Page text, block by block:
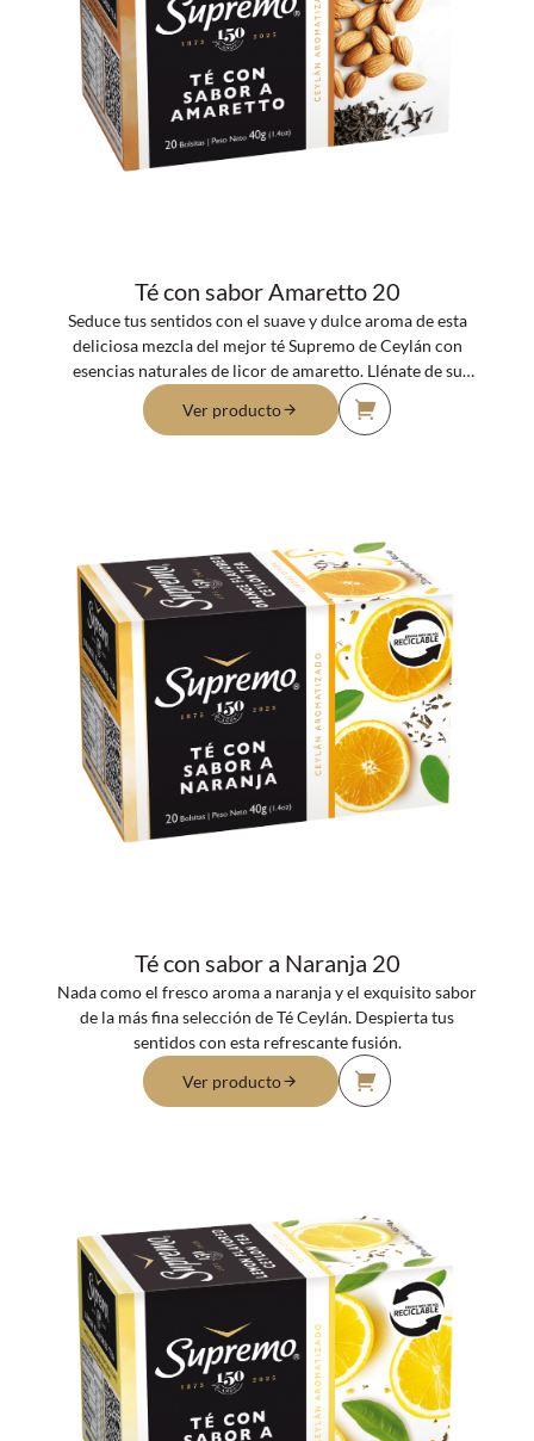
Té con sabor Amaretto 20
Seduce tus sentidos con el suave y dulce aroma de esta
deliciosa mezcla del mejor té Supremo de Ceylán con
esencias naturales de licor de amaretto. Llénate de su
incomparable sabor.
Ver producto
Té con sabor a Naranja 20
Nada como el fresco aroma a naranja y el exquisito sabor
de la más fina selección de Té Ceylán. Despierta tus
sentidos con esta refrescante fusión.
Ver producto